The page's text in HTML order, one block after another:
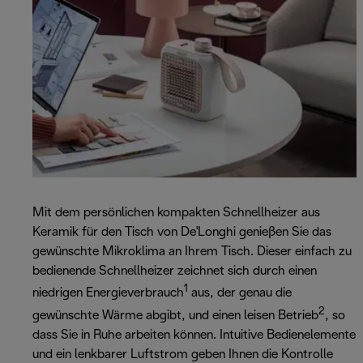
Mit dem persönlichen kompakten Schnellheizer aus
Keramik für den Tisch von De'Longhi genießen Sie das
gewünschte Mikroklima an Ihrem Tisch. Dieser einfach zu
bedienende Schnellheizer zeichnet sich durch einen
niedrigen Energieverbrauch1 aus, der genau die
gewünschte Wärme abgibt, und einen leisen Betrieb2, so
dass Sie in Ruhe arbeiten können. Intuitive Bedienelemente
und ein lenkbarer Luftstrom geben Ihnen die Kontrolle